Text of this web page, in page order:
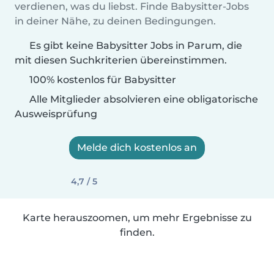
verdienen, was du liebst. Finde Babysitter-Jobs
in deiner Nähe, zu deinen Bedingungen.
Es gibt keine Babysitter Jobs in Parum, die
mit diesen Suchkriterien übereinstimmen.
100% kostenlos für Babysitter
Alle Mitglieder absolvieren eine obligatorische
Ausweisprüfung
Melde dich kostenlos an
4,7 / 5
Karte herauszoomen, um mehr Ergebnisse zu
finden.